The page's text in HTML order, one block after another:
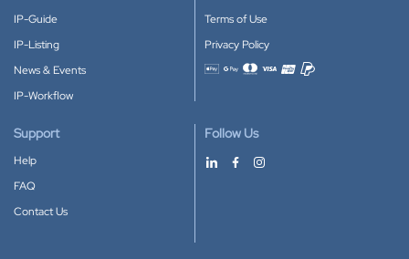
IP-Guide
IP-Listing
News & Events
IP-Workflow
Terms of Use
Privacy Policy
Accepted payment methods
Support
Help
FAQ
Contact Us
Follow Us